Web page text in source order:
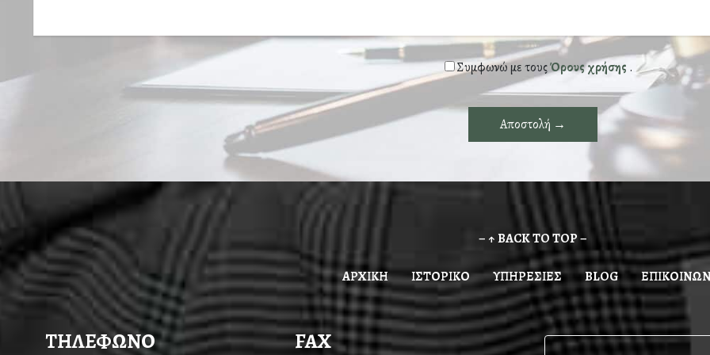
Συμφωνώ με τουςΌρους χρήσης .
– ↑ BACK TO TOP –
ΑΡΧΙΚΗ ΙΣΤΟΡΙΚΟ ΥΠΗΡΕΣΙΕΣ BLOG
ΤΗΛΕΦΩΝΟ FAX